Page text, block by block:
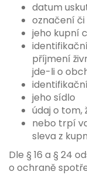
datum
označení či
jeho kupní
příjmení
jde-li o
jeho sídlo
údaj o tom,
nebo trpí
sleva z
Dle § 16 a § 24
o ochraně